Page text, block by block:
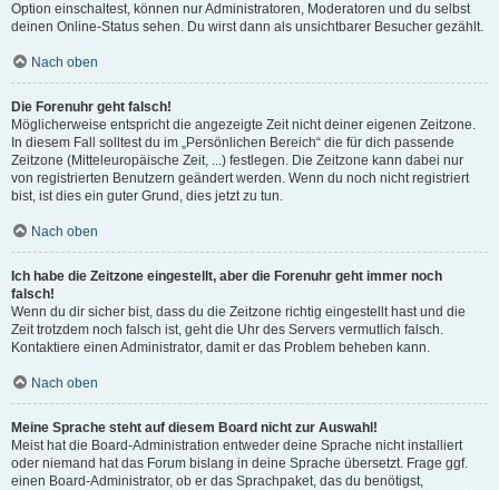
Option einschaltest, können nur Administratoren, Moderatoren und du selbst
deinen Online-Status sehen. Du wirst dann als unsichtbarer Besucher gezählt.
Nach oben
Die Forenuhr geht falsch!
Möglicherweise entspricht die angezeigte Zeit nicht deiner eigenen Zeitzone.
In diesem Fall solltest du im „Persönlichen Bereich“ die für dich passende
Zeitzone (Mitteleuropäische Zeit, ...) festlegen. Die Zeitzone kann dabei nur
von registrierten Benutzern geändert werden. Wenn du noch nicht registriert
bist, ist dies ein guter Grund, dies jetzt zu tun.
Nach oben
Ich habe die Zeitzone eingestellt, aber die Forenuhr geht immer noch
falsch!
Wenn du dir sicher bist, dass du die Zeitzone richtig eingestellt hast und die
Zeit trotzdem noch falsch ist, geht die Uhr des Servers vermutlich falsch.
Kontaktiere einen Administrator, damit er das Problem beheben kann.
Nach oben
Meine Sprache steht auf diesem Board nicht zur Auswahl!
Meist hat die Board-Administration entweder deine Sprache nicht installiert
oder niemand hat das Forum bislang in deine Sprache übersetzt. Frage ggf.
einen Board-Administrator, ob er das Sprachpaket, das du benötigst,